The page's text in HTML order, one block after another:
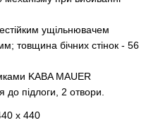
ущільнювачем
товщина бічних стінок - 56
KABA MAUER
підлоги, 2 отвори.
x 440